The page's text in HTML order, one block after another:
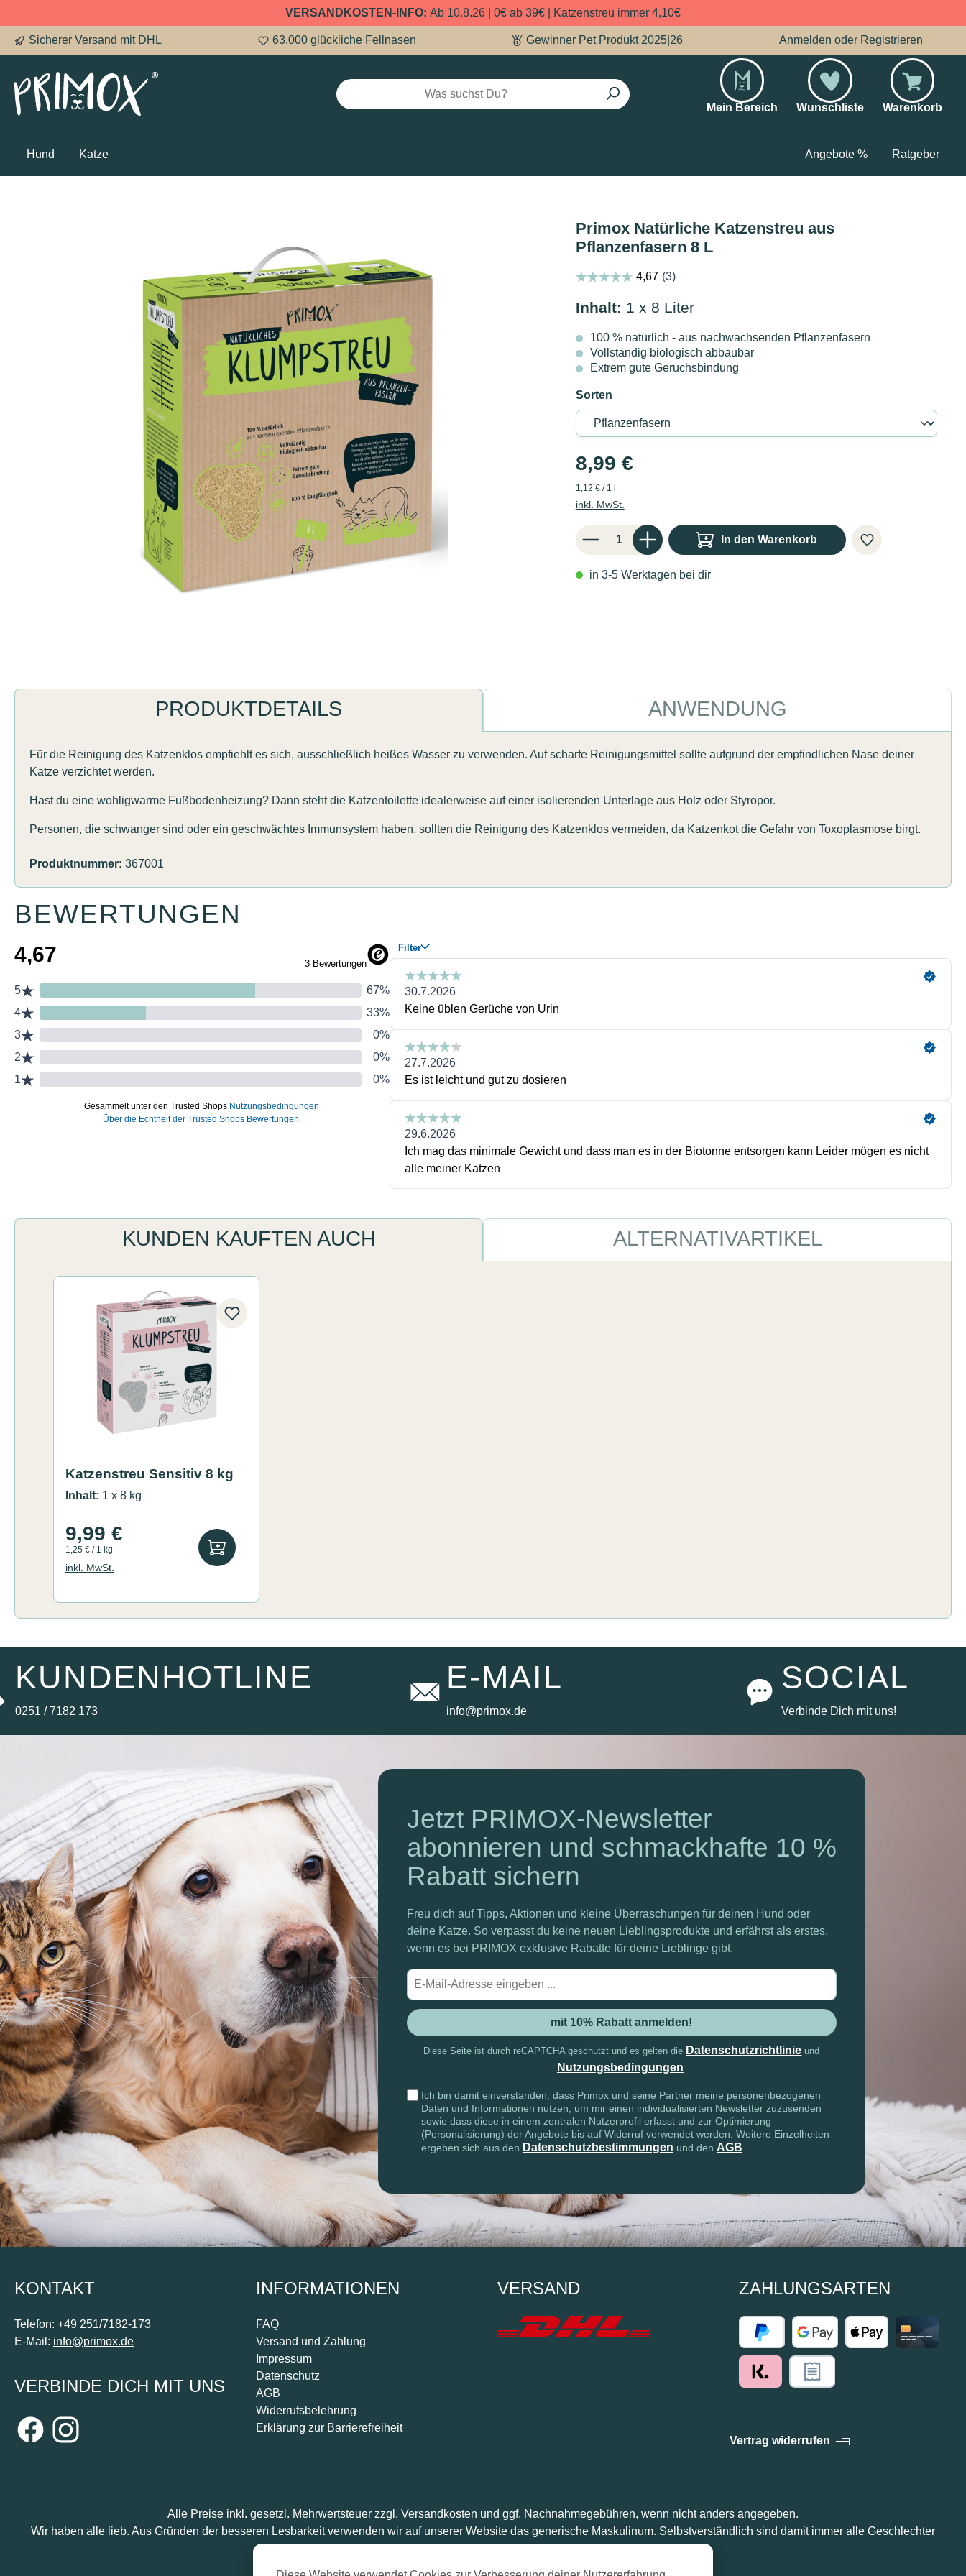
VERSANDKOSTEN-INFO: Ab 10.8.26 | 0€ ab 39€ | Katzenstreu immer 4,10€
Sicherer Versand mit DHL 63.000 glückliche Fellnasen Gewinner Pet Produkt 2025|26 Anmelden oder Registrieren
Mein Bereich Wunschliste Warenkorb
Hund Katze Angebote % Ratgeber
Primox Natürliche Katzenstreu aus
Pflanzenfasern 8 L
Inhalt: 1 x 8 Liter
100 % natürlich - aus nachwachsenden Pflanzenfasern
Vollständig biologisch abbaubar
Extrem gute Geruchsbindung
Sorten
8,99 €
1,12 € / 1 l
inkl. MwSt.
Produkt Anzahl: Gib den gewünschten Wert ein oder benutze die Schaltflächen um die Anzahl zu
In den Warenkorb
in 3-5 Werktagen bei dir
PRODUKTDETAILS ANWENDUNG
Für die Reinigung des Katzenklos empfiehlt es sich, ausschließlich heißes Wasser zu verwenden. Auf scharfe Reinigungsmittel sollte aufgrund der empfindlichen Nase deiner
Katze verzichtet werden.
Hast du eine wohligwarme Fußbodenheizung? Dann steht die Katzentoilette idealerweise auf einer isolierenden Unterlage aus Holz oder Styropor.
Personen, die schwanger sind oder ein geschwächtes Immunsystem haben, sollten die Reinigung des Katzenklos vermeiden, da Katzenkot die Gefahr von Toxoplasmose birgt.
Produktnummer: 367001
BEWERTUNGEN
KUNDEN KAUFTEN AUCH ALTERNATIVARTIKEL
Produktgalerie überspringen
Katzenstreu Sensitiv 8 kg
Inhalt: 1 x 8 kg
9,99 €
1,25 € / 1 kg
inkl. MwSt.
KUNDENHOTLINE
0251 / 7182 173
E-MAIL
info@primox.de
SOCIAL
Verbinde Dich mit uns!
Jetzt PRIMOX-Newsletter
abonnieren und schmackhafte 10 %
Rabatt sichern
Freu dich auf Tipps, Aktionen und kleine Überraschungen für deinen Hund oder
deine Katze. So verpasst du keine neuen Lieblingsprodukte und erfährst als erstes,
wenn es bei PRIMOX exklusive Rabatte für deine Lieblinge gibt.
Adresse
mit 10% Rabatt anmelden!
Diese Seite ist durch reCAPTCHA geschützt und es gelten die Datenschutzrichtlinie und
Nutzungsbedingungen.
Ich bin damit einverstanden, dass Primox und seine Partner meine personenbezogenen
Daten und Informationen nutzen, um mir einen individualisierten Newsletter zuzusenden
sowie dass diese in einem zentralen Nutzerprofil erfasst und zur Optimierung
(Personalisierung) der Angebote bis auf Widerruf verwendet werden. Weitere Einzelheiten
ergeben sich aus den Datenschutzbestimmungen und den AGB.
KONTAKT
Telefon: +49 251/7182-173
E-Mail: info@primox.de
INFORMATIONEN
FAQ
Versand und Zahlung
Impressum
Datenschutz
AGB
Widerrufsbelehrung
Erklärung zur Barrierefreiheit
VERSAND ZAHLUNGSARTEN
VERBINDE DICH MIT UNS
FacebookInstagram Vertrag widerrufen
Alle Preise inkl. gesetzl. Mehrwertsteuer zzgl. Versandkosten und ggf. Nachnahmegebühren, wenn nicht anders angegeben.
Wir haben alle lieb. Aus Gründen der besseren Lesbarkeit verwenden wir auf unserer Website das generische Maskulinum. Selbstverständlich sind damit immer alle Geschlechter